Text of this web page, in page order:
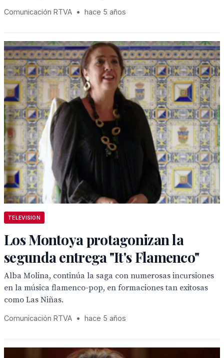
Comunicación RTVA • hace 5 años
TELEVISION
Los Montoya protagonizan la
segunda entrega "It's Flamenco"
Alba Molina, continúa la saga con numerosas incursiones
en la música flamenco-pop, en formaciones tan exitosas
como Las Niñas.
Comunicación RTVA • hace 5 años